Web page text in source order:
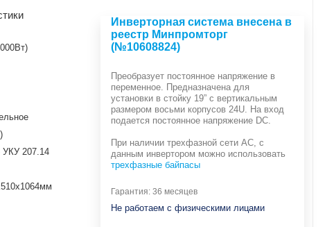
УКУ 207.14
Инверторная система внесена в
реестр Минпромторг
(№10608824)
Преобразует постоянное напряжение в
переменное. Предназначена для
установки в стойку 19” с вертикальным
размером восьми корпусов 24U. На вход
подается постоянное напряжение DC.
При наличии трехфазной сети АС, с
данным инвертором можно использовать
трехфазные байпасы
Гарантия: 36 месяцев
Не работаем с физическими лицами